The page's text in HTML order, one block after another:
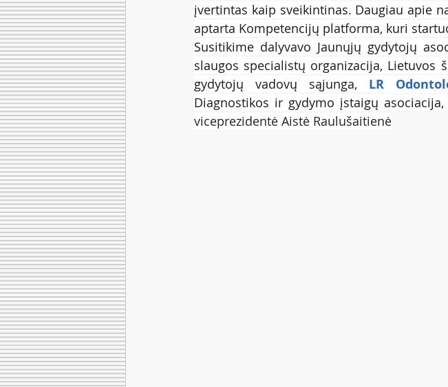
įvertintas kaip sveikintinas. Daugiau apie
aptarta Kompetencijų platforma, kuri
Susitikime dalyvavo Jaunųjų gydytojų
slaugos specialistų organizacija, Lietuvos
gydytojų vadovų sąjunga, LR
Diagnostikos ir gydymo įstaigų
viceprezidentė Aistė Raulušaitienė